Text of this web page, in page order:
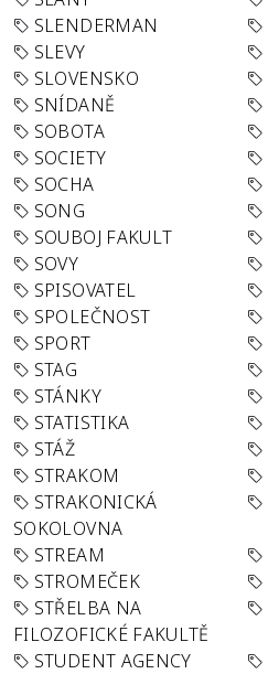
SLENDERMAN
SLEVY
SLOVENSKO
SNÍDANĚ
SOBOTA
SOCIETY
SOCHA
SONG
SOUBOJ FAKULT
SOVY
SPISOVATEL
SPOLEČNOST
SPORT
STAG
STÁNKY
STATISTIKA
STÁŽ
STRAKOM
STRAKONICKÁ
SOKOLOVNA
STREAM
STROMEČEK
STŘELBA NA
FILOZOFICKÉ FAKULTĚ
STUDENT AGENCY